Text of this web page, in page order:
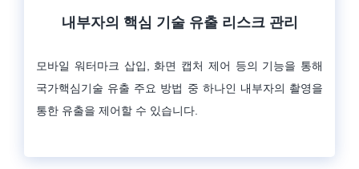
내부자의 핵심 기술 유출 리스크 관리
모바일 워터마크 삽입, 화면 캡처 제어 등의 기능을 통해
국가핵심기술 유출 주요 방법 중 하나인 내부자의 촬영을
통한 유출을 제어할 수 있습니다.